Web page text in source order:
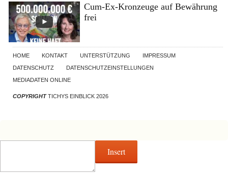
Cum-Ex-Kronzeuge auf Bewährung
frei
HOME KONTAKT UNTERSTÜTZUNG
IMPRESSUM
DATENSCHUTZ
DATENSCHUTZEINSTELLUNGEN
MEDIADATEN ONLINE
COPYRIGHTTICHYS EINBLICK 2026
Insert